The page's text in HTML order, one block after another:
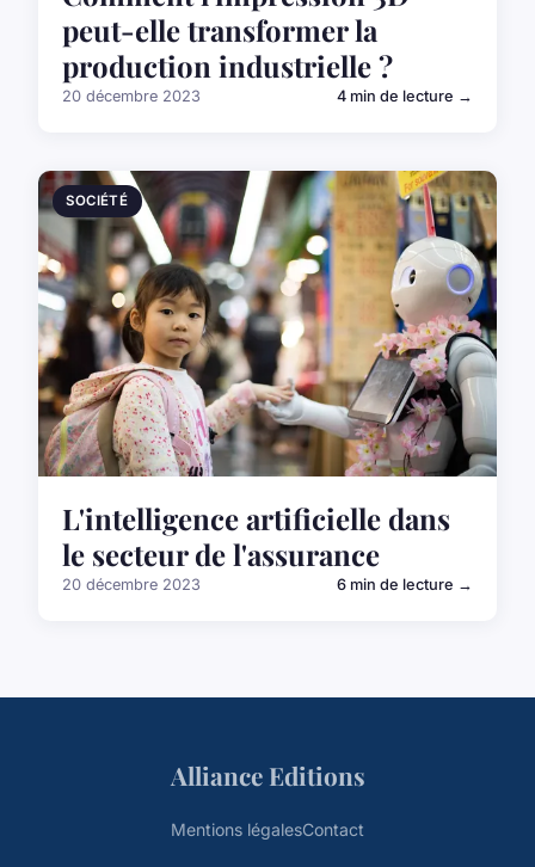
peut-elle transformer la
production industrielle ?
20 décembre 2023 4 min de lecture →
SOCIÉTÉ
L'intelligence artificielle dans
le secteur de l'assurance
20 décembre 2023 6 min de lecture →
Alliance Editions
Mentions légalesContact